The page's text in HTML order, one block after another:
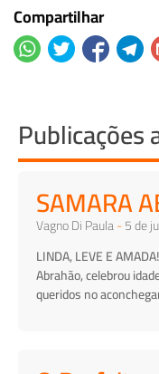
Compartilhar
Publicações
SAMARA
Vagno Di Paula 5 de
LINDA, LEVE E
Abrahão, celebrou
queridos no